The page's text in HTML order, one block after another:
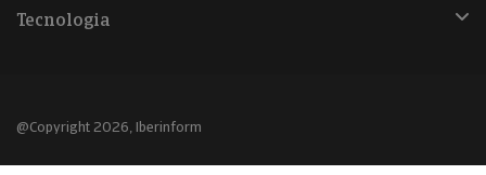
Tecnologia
@Copyright 2026, Iberinform